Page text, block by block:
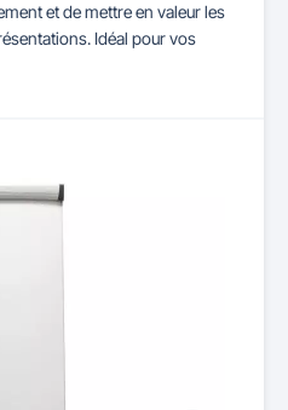
et de mettre en valeur les
Idéal pour vos